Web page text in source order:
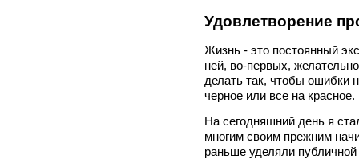
Удовлетворение
Жизнь - это постоянный
ней, во-первых,
делать так, чтобы ошибки
черное или все на красное.
На сегодняшний день я
многим своим прежним
раньше уделяли